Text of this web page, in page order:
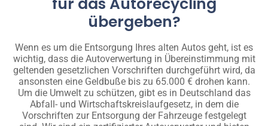
übergeben?
Wenn es um die Entsorgung Ihres alten Autos geht, ist es
wichtig, dass die Autoverwertung in Übereinstimmung mit
geltenden gesetzlichen Vorschriften durchgeführt wird, da
ansonsten eine Geldbuße bis zu 65.000 € drohen kann.
Um die Umwelt zu schützen, gibt es in Deutschland das
Abfall- und Wirtschaftskreislaufgesetz, in dem die
Vorschriften zur Entsorgung der Fahrzeuge festgelegt